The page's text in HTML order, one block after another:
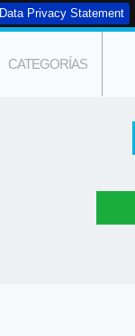
Data Privacy Statement
CATEGORÍAS